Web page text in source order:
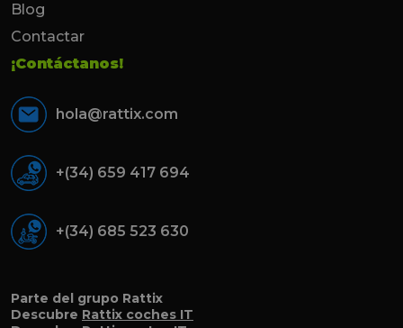
Blog
Contactar
¡Contáctanos!
hola@rattix.com
+(34) 659 417 694
+(34) 685 523 630
Parte del grupo Rattix
Descubre Rattix coches IT